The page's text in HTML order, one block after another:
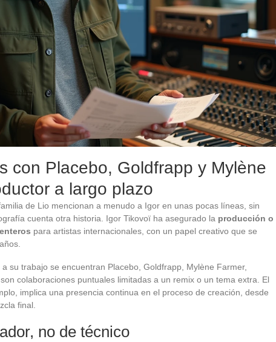
con Placebo, Goldfrapp y Mylène
a largo plazo
de Lio mencionan a menudo a Igor en unas pocas líneas, sin
cuenta otra historia. Igor Tikovoï ha asegurado la producción o
para artistas internacionales, con un papel creativo que se
su trabajo se encuentran Placebo, Goldfrapp, Mylène Farmer,
colaboraciones puntuales limitadas a un remix o un tema extra. El
implica una presencia continua en el proceso de creación, desde
final.
no de técnico